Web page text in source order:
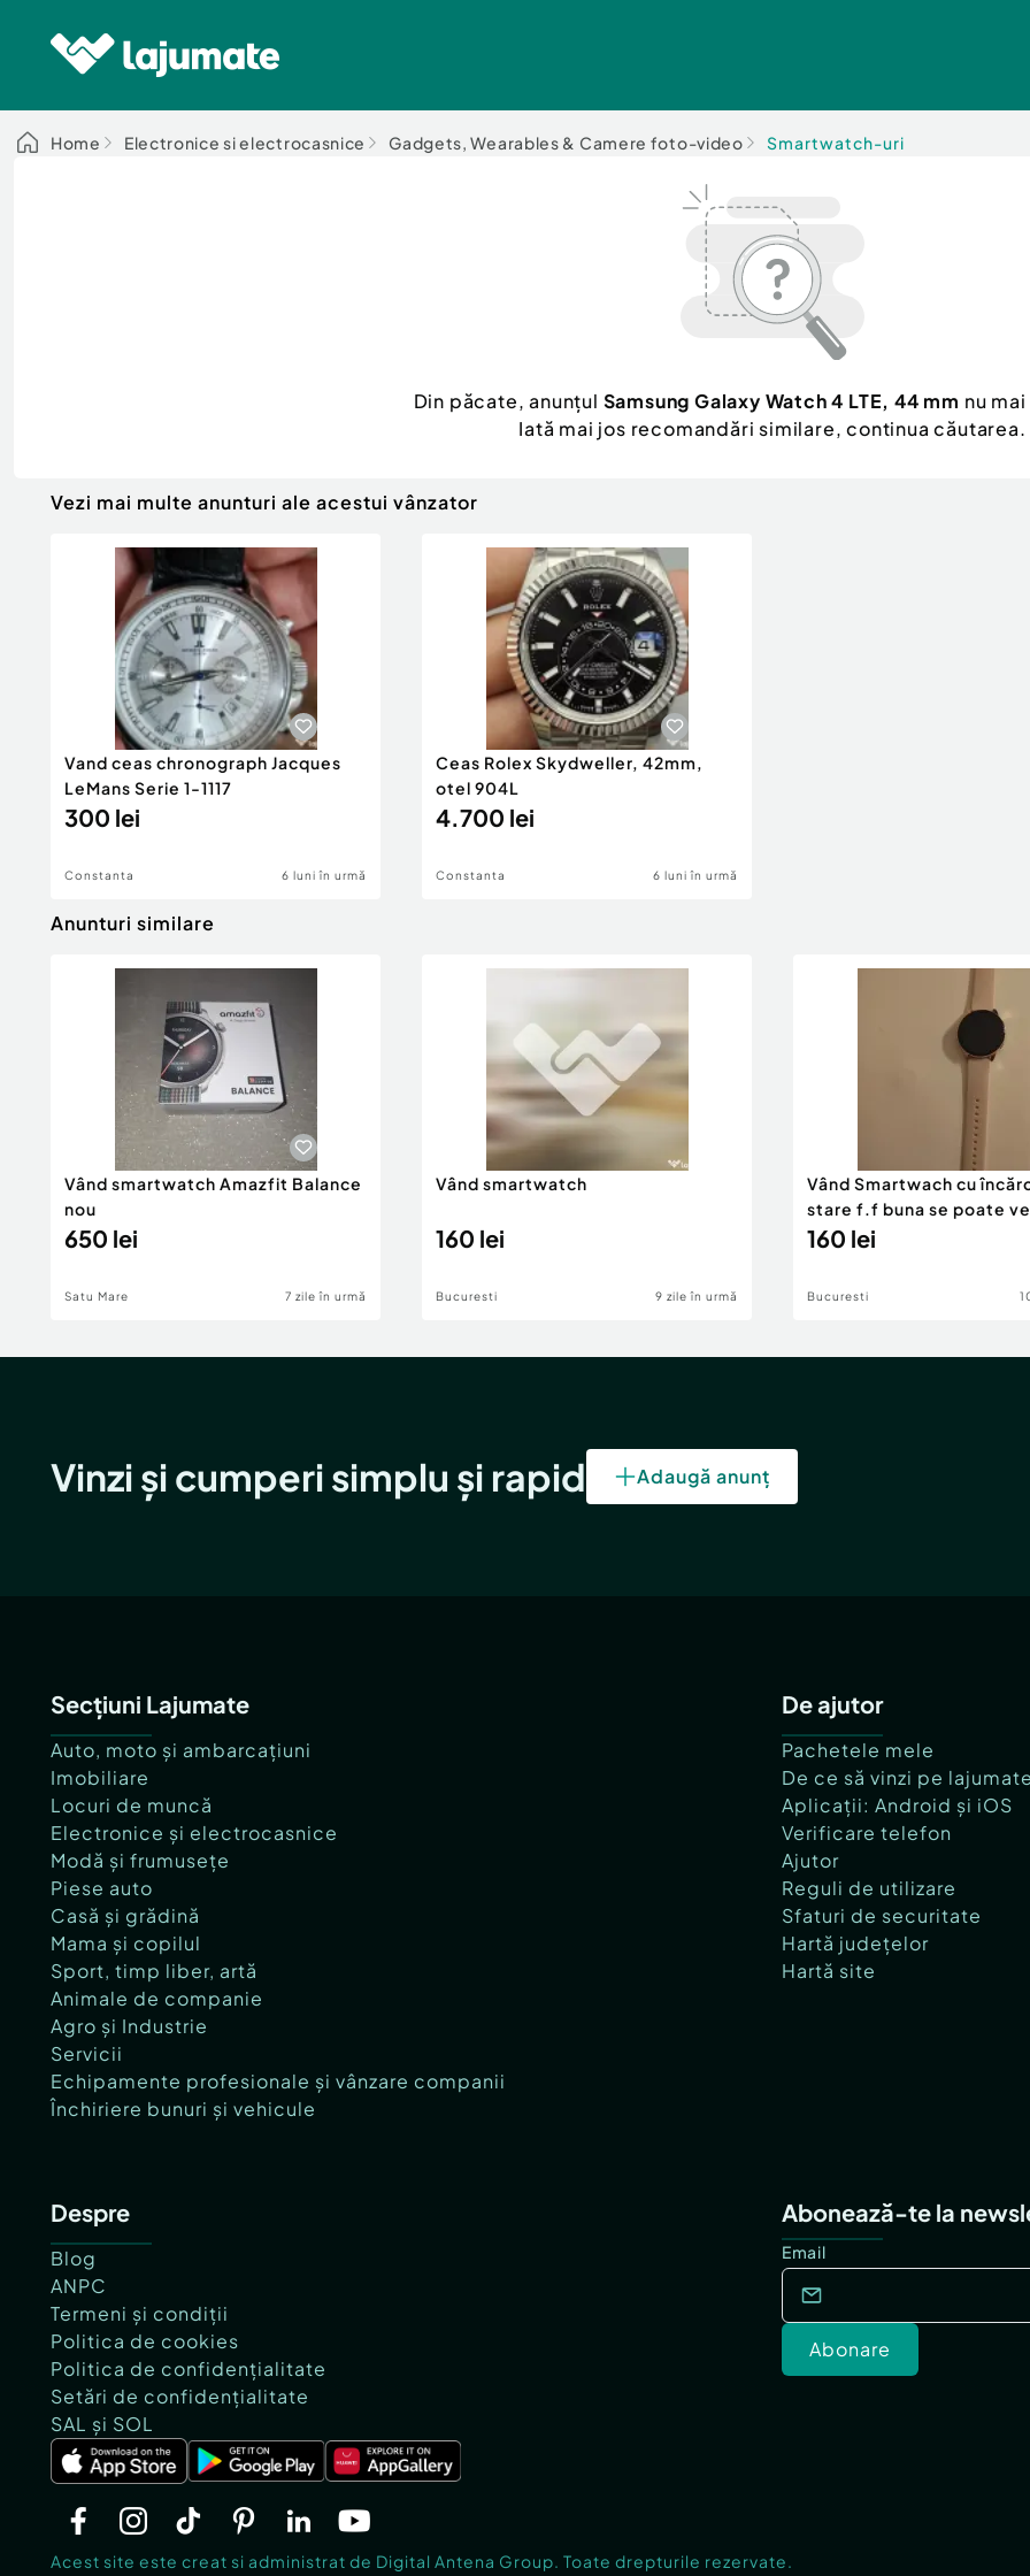
Home Electronice si electrocasnice Gadgets, Wearables & Camere foto-video Smartwatch-uri
Din păcate, anunțul Samsung Galaxy Watch 4 LTE, 44 mm nu
Iată mai jos recomandări similare, continua căutarea.
Vezi mai multe anunturi ale acestui vânzator
Vand ceas chronograph Jacques
LeMans Serie 1-1117
300 lei
Constanta 6 luni în urmă
Ceas Rolex Skydweller, 42mm,
otel 904L
4.700 lei
Constanta 6 luni în urmă
Anunturi similare
Vând smartwatch Amazfit Balance
nou
650 lei
Satu Mare 7 zile în urmă
Vând smartwatch
160 lei
Bucuresti 9 zile în urmă
Vând Smartwach cu
stare f.f buna se poate
160 lei
Bucuresti
Vinzi și cumperi simplu și rapid Adaugă anunț
Secțiuni Lajumate
Auto, moto și ambarcațiuni
Imobiliare
Locuri de muncă
Electronice și electrocasnice
Modă și frumusețe
Piese auto
Casă și grădină
Mama și copilul
Sport, timp liber, artă
Animale de companie
Agro și Industrie
Servicii
Echipamente profesionale și vânzare companii
Închiriere bunuri și vehicule
De ajutor
Pachetele mele
De ce să vinzi pe
Aplicații: Android și iOS
Verificare telefon
Ajutor
Reguli de utilizare
Sfaturi de securitate
Hartă județelor
Hartă site
Despre
Blog
ANPC
Termeni și condiții
Politica de cookies
Politica de confidențialitate
Setări de confidențialitate
SAL și SOL
Abonează-te la
Email
Abonare
Acest site este creat si administrat de Digital Antena Group. Toate drepturile rezervate.